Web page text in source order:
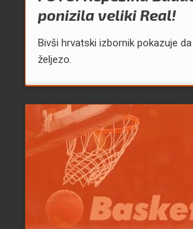
ponizila veliki Real!
Bivši hrvatski izbornik pokazuje
željezo.